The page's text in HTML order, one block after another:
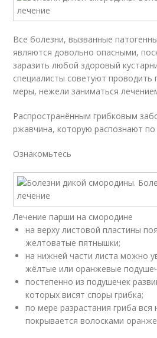
Все болезни, вызванные
являются довольно опасными,
заразить любой здоровый
специалисты советуют проводить
меры, нежели заниматься
Распространённым грибковым
ржавчина, которую распознают по
Ознакомьтесь
Лечение парши на смородине
на верху листовой пластины
желтоватые пятнышки;
на нижней части листа можно
жёлтые или оранжевые
постепенно из подушечек
которых висят споры грибка;
по мере разрастания гриба
покрывается волосками